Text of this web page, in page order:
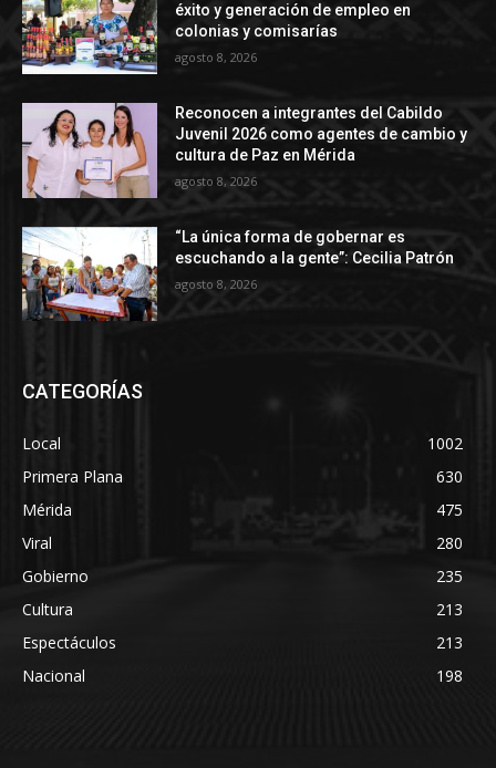
éxito y generación de empleo en
colonias y comisarías
agosto 8, 2026
Reconocen a integrantes del Cabildo
Juvenil 2026 como agentes de cambio y
cultura de Paz en Mérida
agosto 8, 2026
“La única forma de gobernar es
escuchando a la gente”: Cecilia Patrón
agosto 8, 2026
CATEGORÍAS
Local
1002
Primera Plana
630
Mérida
475
Viral
280
Gobierno
235
Cultura
213
Espectáculos
213
Nacional
198